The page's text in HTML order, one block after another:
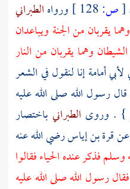
[ص: ورواهالطبراني
يقربان من الجنة ويباعدان
وهما يقربان من النار
لأبي أمامةإنا لنقول في الشعر
رسول الله صلى الله عليه
} . وروى الطبراني باختصار
قرة بن إياسرضي الله عنه
فذكر عنده الحياء فقالوا
رسول الله صلى الله عليه